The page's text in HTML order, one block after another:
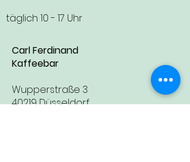
täglich 10 - 17 Uhr
Carl Ferdinand
Kaffeebar
Wupperstraße 3
40219 Düsseldorf